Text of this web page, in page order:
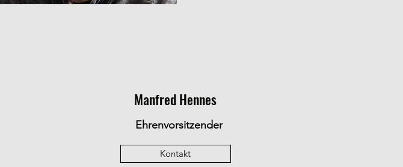
Manfred Hennes
Ehrenvorsitzender
Kontakt